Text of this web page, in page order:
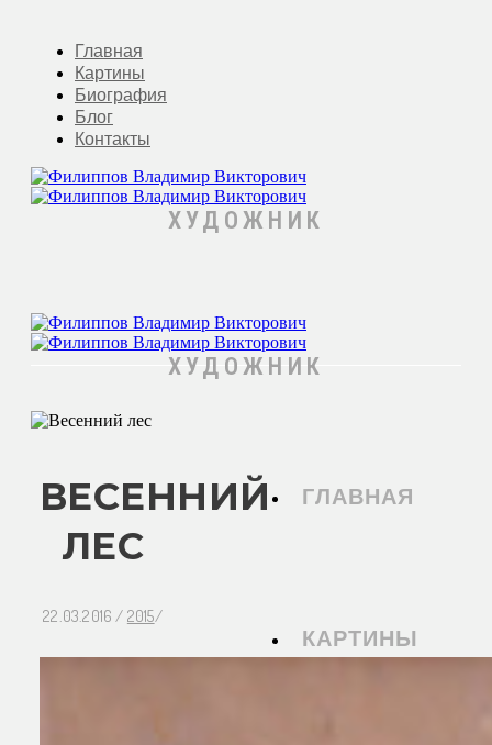
Главная
Картины
Биография
Блог
Контакты
ХУДОЖНИК
ХУДОЖНИК
ГЛАВНАЯ
КАРТИНЫ
ВЕСЕННИЙ
ЛЕС
22.03.2016/ 2015/